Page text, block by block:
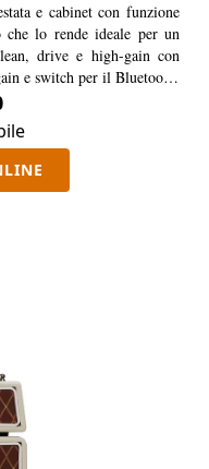
e cabinet con funzione
lo rende ideale per un
drive e high-gain con
e switch per il Bluetooth.
sganciata dal cabinet e
5W alimentato a batteria,